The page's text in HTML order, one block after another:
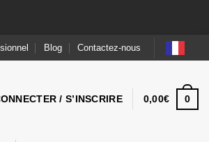
Blog Contactez-nous
/ S’INSCRIRE 0,00€ 0